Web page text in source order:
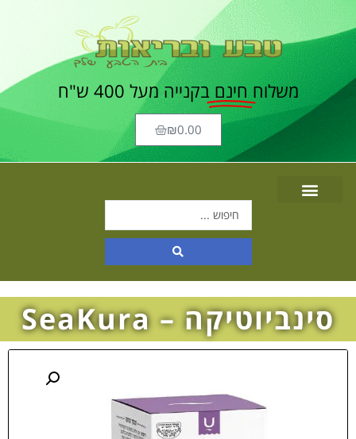
משלוח חינם בקנייה מעל 400 ש"ח
₪0.00
סינביוטיקה – SeaKura